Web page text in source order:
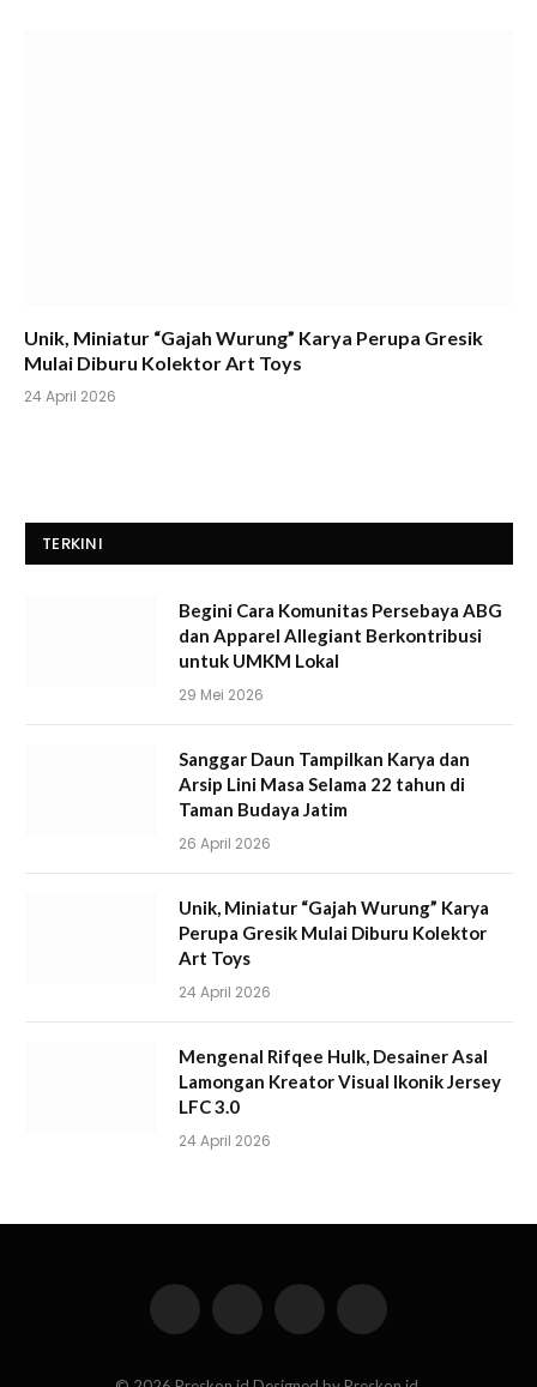
Unik, Miniatur “Gajah Wurung” Karya Perupa Gresik
Mulai Diburu Kolektor Art Toys
24 April 2026
TERKINI
Begini Cara Komunitas Persebaya ABG
dan Apparel Allegiant Berkontribusi
untuk UMKM Lokal
29 Mei 2026
Sanggar Daun Tampilkan Karya dan
Arsip Lini Masa Selama 22 tahun di
Taman Budaya Jatim
26 April 2026
Unik, Miniatur “Gajah Wurung” Karya
Perupa Gresik Mulai Diburu Kolektor
Art Toys
24 April 2026
Mengenal Rifqee Hulk, Desainer Asal
Lamongan Kreator Visual Ikonik Jersey
LFC 3.0
24 April 2026
Facebook
(Twitter)
Instagram Pinterest